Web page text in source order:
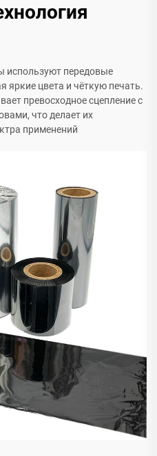
используют передовые
яркие цвета и чёткую печать.
превосходное сцепление с
что делает их
применений